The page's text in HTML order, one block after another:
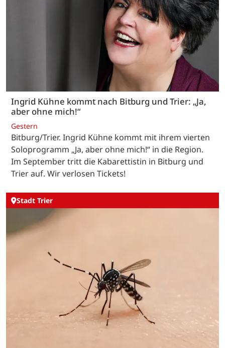
Ingrid Kühne kommt nach Bitburg und Trier: „Ja,
aber ohne mich!“
Gestern
Bitburg/Trier. Ingrid Kühne kommt mit ihrem vierten
Soloprogramm „Ja, aber ohne mich!“ in die Region.
Im September tritt die Kabarettistin in Bitburg und
Trier auf. Wir verlosen Tickets!
Stadt Trier